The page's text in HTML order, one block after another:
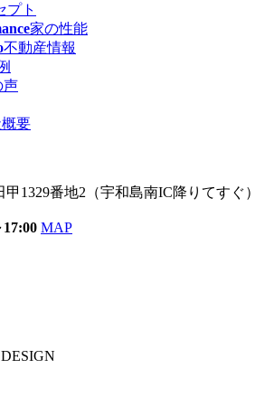
プト
家の性能
不動産情報
声
要
1329番地2（宇和島南IC降りてすぐ）
MAP